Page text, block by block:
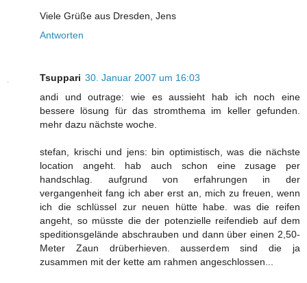
Viele Grüße aus Dresden, Jens
Antworten
Tsuppari 30. Januar 2007 um 16:03
andi und outrage: wie es aussieht hab ich noch eine
bessere lösung für das stromthema im keller gefunden.
mehr dazu nächste woche.
stefan, krischi und jens: bin optimistisch, was die nächste
location angeht. hab auch schon eine zusage per
handschlag. aufgrund von erfahrungen in der
vergangenheit fang ich aber erst an, mich zu freuen, wenn
ich die schlüssel zur neuen hütte habe. was die reifen
angeht, so müsste die der potenzielle reifendieb auf dem
speditionsgelände abschrauben und dann über einen 2,50-
Meter Zaun drüberhieven. ausserdem sind die ja
zusammen mit der kette am rahmen angeschlossen...